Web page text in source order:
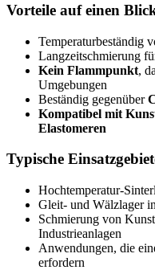
Vorteile auf einen
Temperaturbeständig
Langzeitschmierung
Kein Flammpunkt,
Umgebungen
Beständig gegenüber
Kompatibel mit
Elastomeren
Typische
Hochtemperatur-
Gleit- und Wälzlager
Schmierung von
Industrieanlagen
Anwendungen, die
erfordern